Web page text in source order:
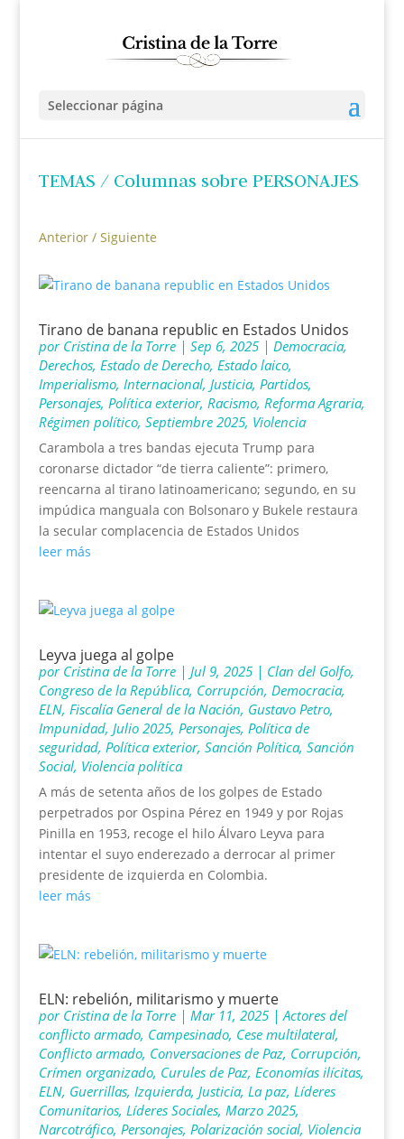
Seleccionar página
TEMAS / Columnas sobre PERSONAJES
Anterior/ Siguiente
Tirano de banana republic en Estados Unidos
por Cristina de la Torre| Sep 6, 2025| Democracia,
Derechos, Estado de Derecho, Estado laico,
Imperialismo, Internacional, Justicia, Partidos,
Personajes, Política exterior, Racismo, Reforma Agraria,
Régimen político, Septiembre 2025, Violencia
Carambola a tres bandas ejecuta Trump para
coronarse dictador “de tierra caliente”: primero,
reencarna al tirano latinoamericano; segundo, en su
impúdica manguala con Bolsonaro y Bukele restaura
la secular complacencia de Estados Unidos
leer más
Leyva juega al golpe
por Cristina de la Torre| Jul 9, 2025| Clan del Golfo,
Congreso de la República, Corrupción, Democracia,
ELN, Fiscalía General de la Nación, Gustavo Petro,
Impunidad, Julio 2025, Personajes, Política de
seguridad, Política exterior, Sanción Política, Sanción
Social, Violencia política
A más de setenta años de los golpes de Estado
perpetrados por Ospina Pérez en 1949 y por Rojas
Pinilla en 1953, recoge el hilo Álvaro Leyva para
intentar el suyo enderezado a derrocar al primer
presidente de izquierda en Colombia.
leer más
ELN: rebelión, militarismo y muerte
por Cristina de la Torre| Mar 11, 2025|Actores del
conflicto armado, Campesinado, Cese multilateral,
Conflicto armado, Conversaciones de Paz, Corrupción,
Crímen organizado, Curules de Paz, Economías ilícitas,
ELN, Guerrillas, Izquierda, Justicia, La paz, Líderes
Comunitarios, Líderes Sociales, Marzo 2025,
Narcotráfico, Personajes, Polarización social, Violencia